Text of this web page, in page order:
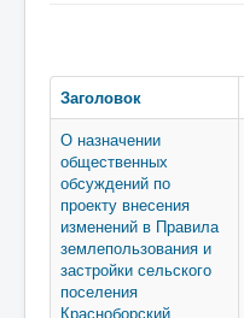
Заголовок
О назначении
общественных
обсуждений по
проекту внесения
изменений в Правила
землепользования и
застройки сельского
поселения
Красноборский